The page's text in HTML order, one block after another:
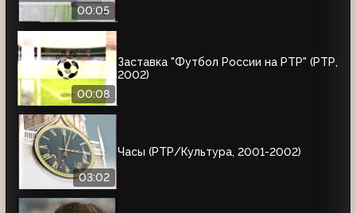
00:05
00:08
Заставка "Футбол России на РТР" (РТР,
2002)
03:02
Часы (РТР/Культура, 2001-2002)